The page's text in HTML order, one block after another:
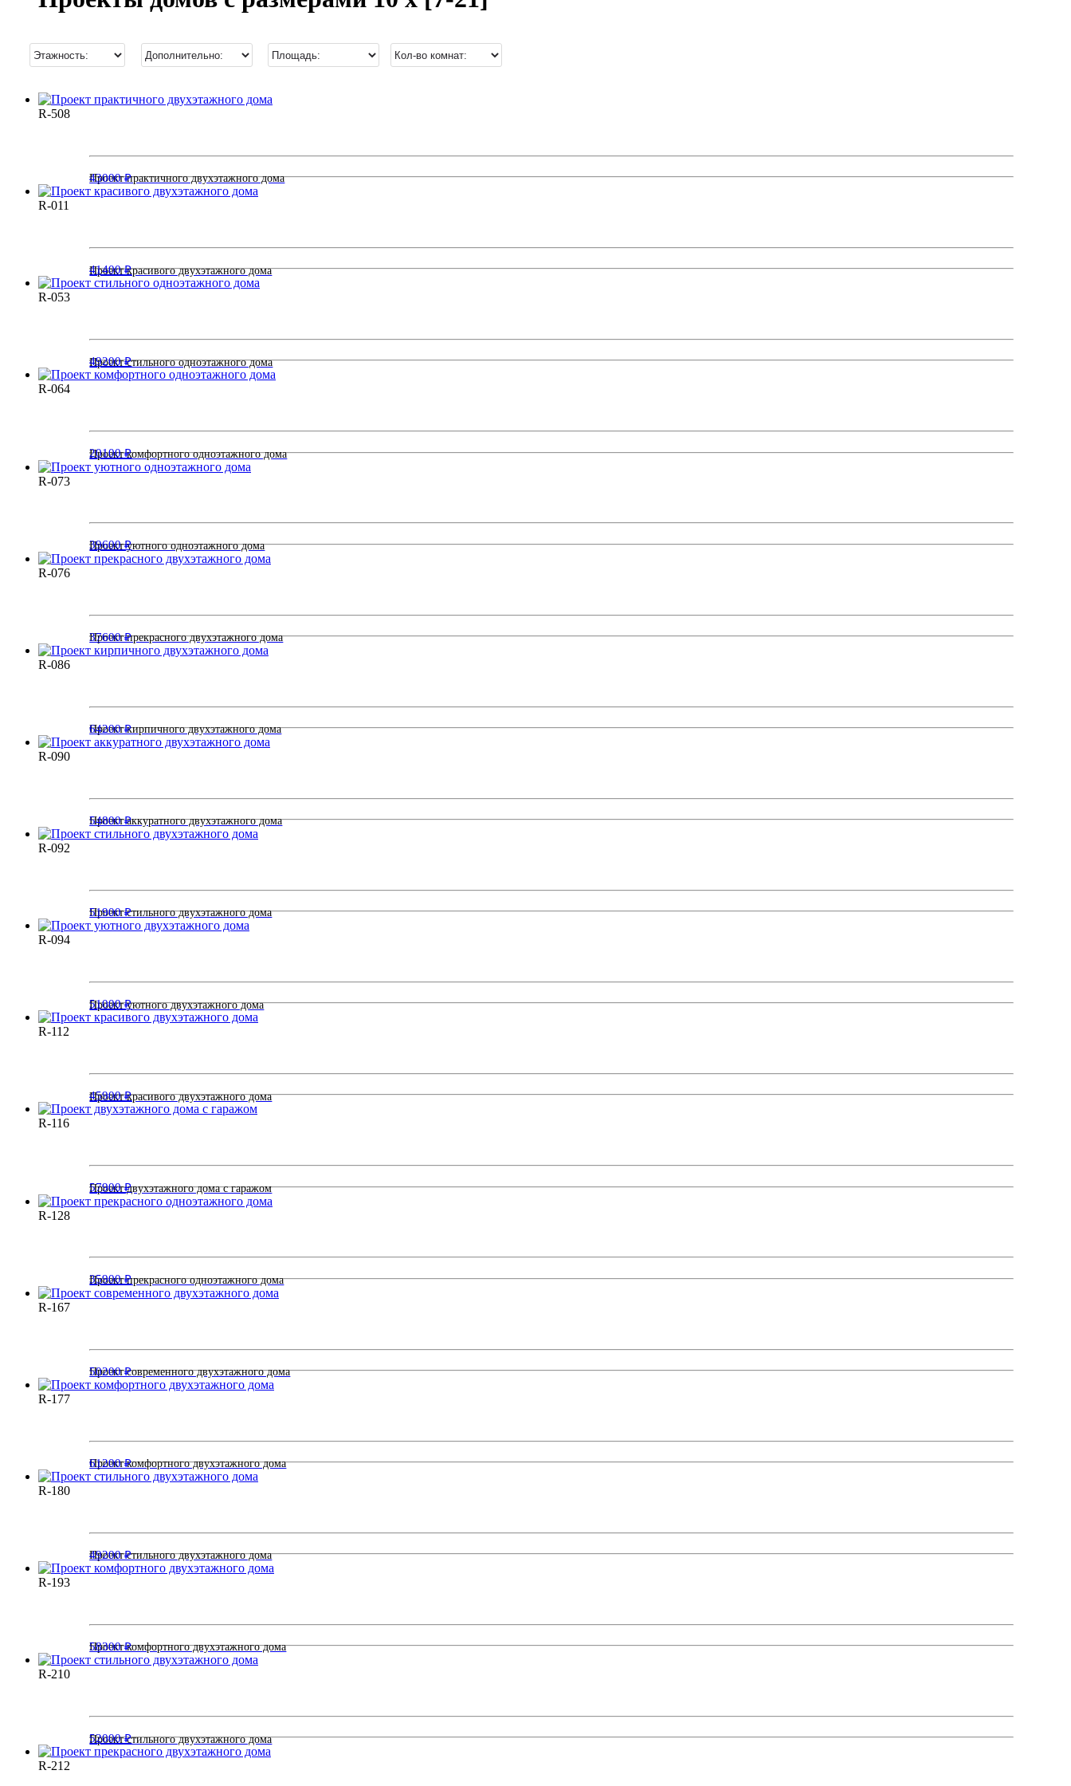
R-508
Проект практичного двухэтажного дома
43000 ₽
R-011
Проект красивого двухэтажного дома
41400 ₽
R-053
Проект стильного одноэтажного дома
49200 ₽
R-064
Проект комфортного одноэтажного дома
20100 ₽
R-073
Проект уютного одноэтажного дома
39600 ₽
R-076
Проект прекрасного двухэтажного дома
37600 ₽
R-086
Проект кирпичного двухэтажного дома
64200 ₽
R-090
Проект аккуратного двухэтажного дома
54800 ₽
R-092
Проект стильного двухэтажного дома
51900 ₽
R-094
Проект уютного двухэтажного дома
51000 ₽
R-112
Проект красивого двухэтажного дома
45900 ₽
R-116
Проект двухэтажного дома с гаражом
57900 ₽
R-128
Проект прекрасного одноэтажного дома
35900 ₽
R-167
Проект современного двухэтажного дома
50200 ₽
R-177
Проект комфортного двухэтажного дома
61200 ₽
R-180
Проект стильного двухэтажного дома
49200 ₽
R-193
Проект комфортного двухэтажного дома
58300 ₽
R-210
Проект стильного двухэтажного дома
52000 ₽
R-212